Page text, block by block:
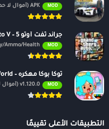
MOD APK (أموال لا حصر لها) v4.8.24.1
جراند ثفت أوتو 5 – Grand Theft Auto V
MOD
Ammo/Health
توكا بوكا مهكره – Toca Life World
MOD v1.120.0 (أموال لا نهائية + جميع المستويات)
التطبيقات الأعلى تقييمًا